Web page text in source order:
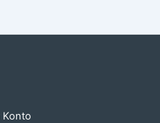
Konto